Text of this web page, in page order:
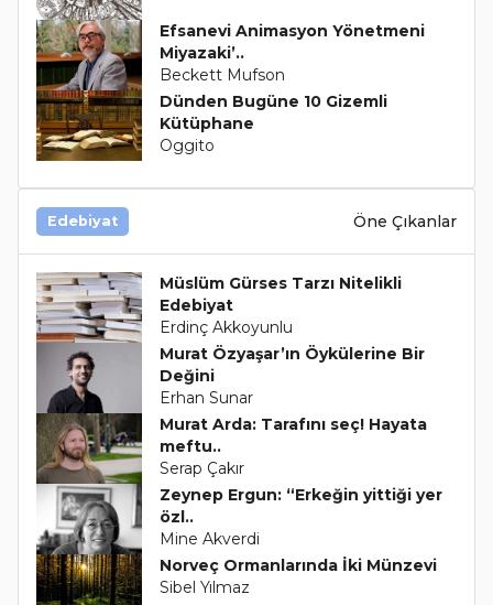
Efsanevi Animasyon Yönetmeni
Miyazaki’..
Beckett Mufson
Dünden Bugüne 10 Gizemli
Kütüphane
Oggito
Edebiyat Öne Çıkanlar
Müslüm Gürses Tarzı Nitelikli
Edebiyat
Erdinç Akkoyunlu
Murat Özyaşar’ın Öykülerine Bir
Değini
Erhan Sunar
Murat Arda: Tarafını seç! Hayata
meftu..
Serap Çakır
Zeynep Ergun: “Erkeğin yittiği yer
özl..
Mine Akverdi
Norveç Ormanlarında İki Münzevi
Sibel Yılmaz